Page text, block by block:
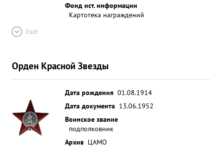
Фонд ист. информации
Картотека награждений
Ещё
Орден Красной Звезды
Дата рождения 01.08.1914
Дата документа 13.06.1952
Воинское звание
подполковник
Архив ЦАМО